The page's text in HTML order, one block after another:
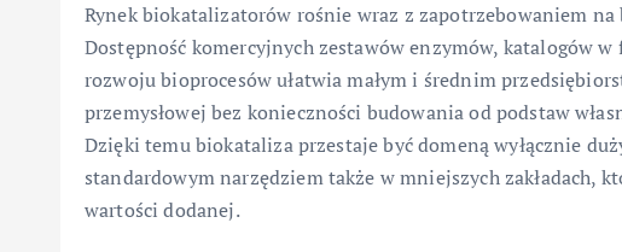
Rynek biokatalizatorów rośnie wraz z zapotrzebowaniem
Dostępność komercyjnych zestawów enzymów, katalogów
rozwoju bioprocesów ułatwia małym i średnim
przemysłowej bez konieczności budowania od podstaw
Dzięki temu biokataliza przestaje być domeną wyłącznie
standardowym narzędziem także w mniejszych zakładach,
wartości dodanej.